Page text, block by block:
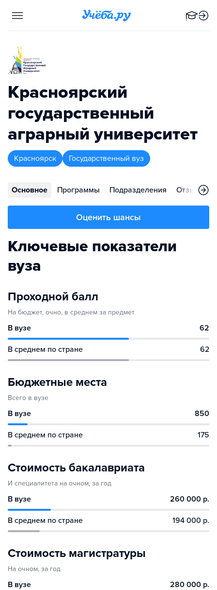
Красноярский
государственный
аграрный университет
Красноярск Государственный вуз
Основное Программы Подразделения Отзывы
Оценить шансы
Ключевые показатели
вуза
Проходной балл
На бюджет, очно, в среднем за предмет
В вузе 62
В среднем по стране 62
Бюджетные места
Всего в вузе
В вузе 850
В среднем по стране 175
Стоимость бакалавриата
И специалитета на очном, за год
В вузе 260 000 р.
В среднем по стране 194 000 р.
Стоимость магистратуры
На очном, за год
В вузе 280 000 р.